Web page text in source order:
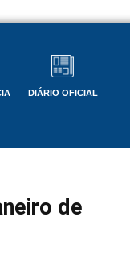
DIÁRIO OFICIAL
de